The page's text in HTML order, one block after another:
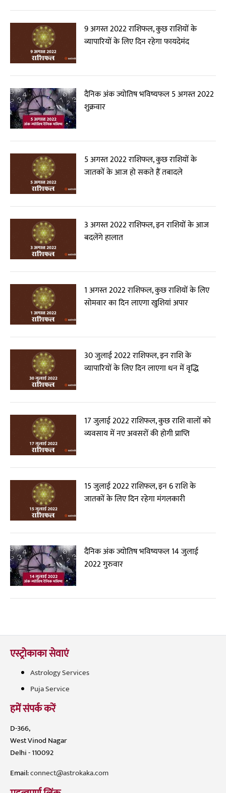
9 अगस्त 2022 राशिफल, कुछ राशियों के
व्यापारियों के लिए दिन रहेगा फायदेमंद
दैनिक अंक ज्योतिष भविष्यफल 5 अगस्त 2022
शुक्रवार
5 अगस्त 2022 राशिफल, कुछ राशियों के
जातकों के आज हो सकते हैं तबादले
3 अगस्त 2022 राशिफल, इन राशियों के आज
बदलेंगे हालात
1 अगस्त 2022 राशिफल, कुछ राशियों के लिए
सोमवार का दिन लाएगा खुशियां अपार
30 जुलाई 2022 राशिफल, इन राशि के
व्यापारियों के लिए दिन लाएगा धन में वृद्धि
17 जुलाई 2022 राशिफल, कुछ राशि वालों को
व्यवसाय में नए अवसरों की होगी प्राप्ति
15 जुलाई 2022 राशिफल, इन 6 राशि के
जातकों के लिए दिन रहेगा मंगलकारी
दैनिक अंक ज्योतिष भविष्यफल 14 जुलाई
2022 गुरुवार
एस्ट्रोकाका सेवाएं
Astrology Services
Puja Service
हमें संपर्क करें
D-366,
West Vinod Nagar
Delhi - 110092
Email:connect@astrokaka.com